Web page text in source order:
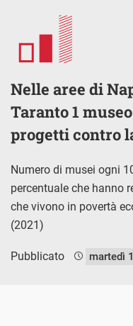
Nelle aree di
Taranto 1
progetti contro
Numero di musei ogni
percentuale che hanno
che vivono in povertà
(2021)
Pubblicato martedì